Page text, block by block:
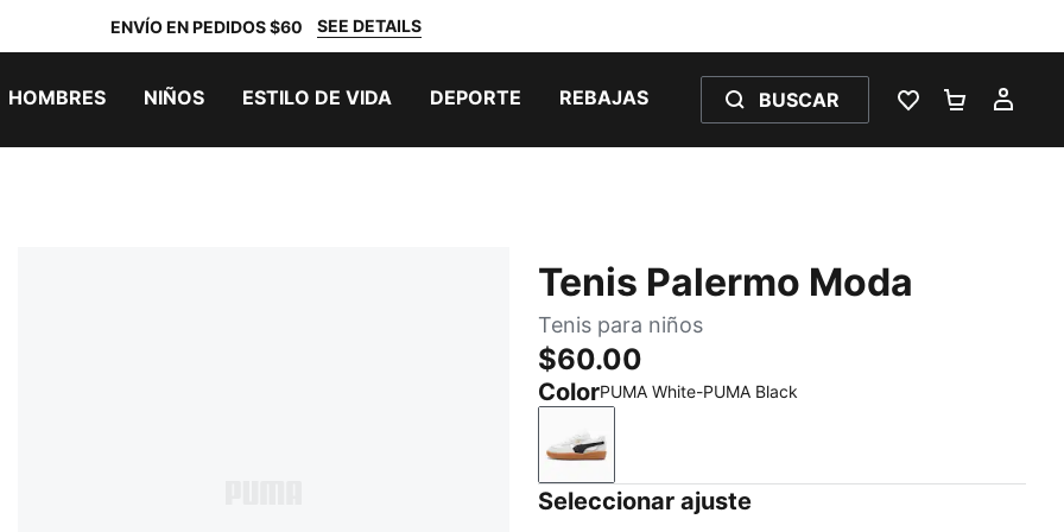
ENVÍO EN PEDIDOS $60 SEE DETAILS
HOMBRES NIÑOS ESTILO DE VIDA DEPORTE REBAJAS BUSCAR
LISTA DE
Tenis Palermo Moda
Tenis para niños
$60.00
ColorPUMA White-PUMA Black
PUMA White-PUMA Black
Seleccionar ajuste